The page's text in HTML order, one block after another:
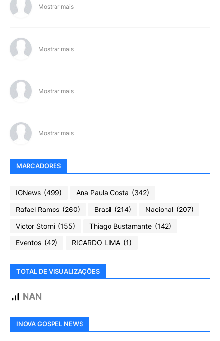
Mostrar mais
Mostrar mais
Mostrar mais
Mostrar mais
MARCADORES
IGNews (499) Ana Paula Costa (342)
Rafael Ramos (260) Brasil (214) Nacional (207)
Victor Storni (155) Thiago Bustamante (142)
Eventos (42) RICARDO LIMA (1)
TOTAL DE VISUALIZAÇÕES
NAN
INOVA GOSPEL NEWS